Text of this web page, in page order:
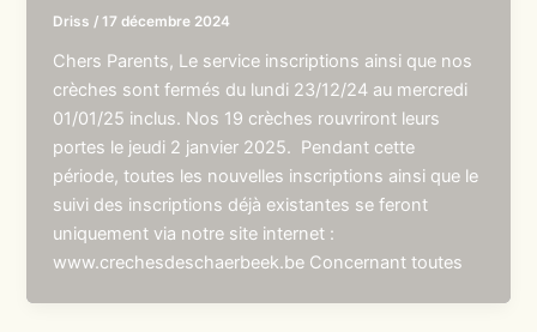
Driss /17 décembre 2024
Chers Parents, Le service inscriptions ainsi que nos
crèches sont fermés du lundi 23/12/24 au mercredi
01/01/25 inclus. Nos 19 crèches rouvriront leurs
portes le jeudi 2 janvier 2025. Pendant cette
période, toutes les nouvelles inscriptions ainsi que le
suivi des inscriptions déjà existantes se feront
uniquement via notre site internet :
www.crechesdeschaerbeek.be Concernant toutes